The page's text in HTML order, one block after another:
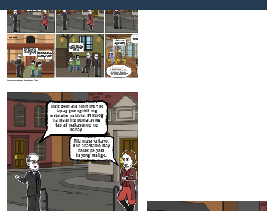
Create your own at Storyboard That
Sasama ba kayo sa
akin? ipaghahanda
kayo ng masarap na
hapunan ng inyong
ina
ayaw po kaming paalisin ng saktristan mayor pagkatapos daw po ng ikawalo at saka kami maka uuwi hihintain din po namin ang sahod upang may magasta si ina.
Mag iingat kayo,
huwag kayong lalapit
sa kampana kapag
kumikidlat
KABANATA 14
Hindi ba ninyo
dinamdam ang
nangyari sakanya
bakit hindi? ang sino may marapat
magtamo parusa o gantimpala ukol sa
kanyang ginawa at hindi dahil sa
Mabuti pa ang purgatoryo
sapagkat naalala ng mga buhay
ang mga patay na nag huhudyot sa
mga tao upang mamuhay ng
mabuti.ang tanging nag papasama
ay ang mga pagpapakalabis
Tila masaya kayo,
Don anastacio may
balak pa yata
kayong maligo.
Higit doon ang hinihintay ko
kapag gumuguhit ang
matatalim na kidlatat kulog
na maaring pumatay ng
tao at makasunog ng
bahay.
KABANATA 14